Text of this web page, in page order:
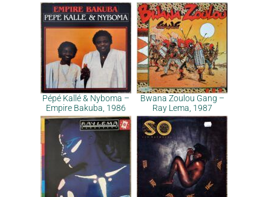
Pépé Kallé & Nyboma –
Empire Bakuba, 1986
Bwana Zoulou Gang –
Ray Lema, 1987